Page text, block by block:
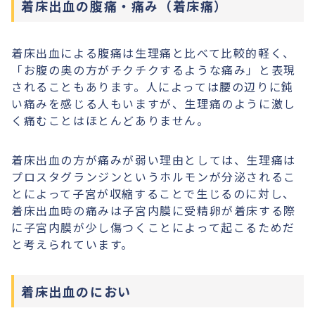
着床出血の腹痛・痛み（着床痛）
着床出血による腹痛は生理痛と比べて比較的軽く、
「お腹の奥の方がチクチクするような痛み」と表現
されることもあります。人によっては腰の辺りに鈍
い痛みを感じる人もいますが、生理痛のように激し
く痛むことはほとんどありません。
着床出血の方が痛みが弱い理由としては、生理痛は
プロスタグランジンというホルモンが分泌されるこ
とによって子宮が収縮することで生じるのに対し、
着床出血時の痛みは子宮内膜に受精卵が着床する際
に子宮内膜が少し傷つくことによって起こるためだ
と考えられています。
着床出血のにおい